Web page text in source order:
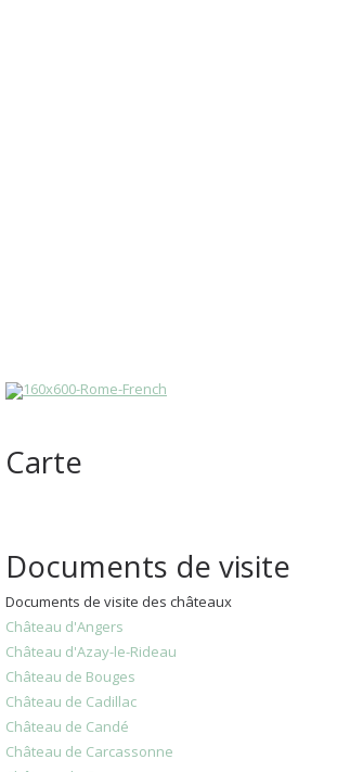
Carte
Documents de visite
Documents de visite des châteaux
Château d'Angers
Château d'Azay-le-Rideau
Château de Bouges
Château de Cadillac
Château de Candé
Château de Carcassonne